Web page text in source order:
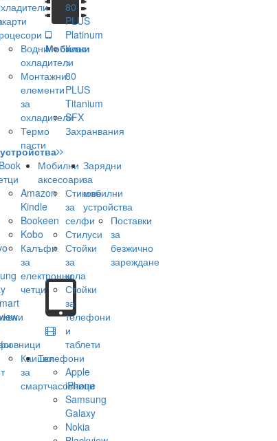
Водни
охладители
Монтажни
елементи
за
охладители
Термо
пасти
80
PLUS
Platinum
Клас
>
80
PLUS
Titanium
SFX
Захранвания
Мобилни
устройства
Amazon
Kindle
Bookeen
Kobo
Калъфи
за
електронни
четци
Каишки
за
смартчасовници
Мобилни
аксесоари
Стикове
за
селфи
Стилуси
Стойки
за
кола
Стойки
за
телефони
и
таблети
Телефони
Apple
iPhone
Samsung
Galaxy
Nokia
Зарядни
за
мобилни
устройства
Поставки
за
безжично
зареждане